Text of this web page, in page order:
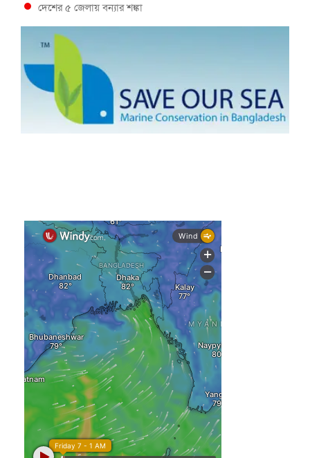
দেশের ৫ জেলায় বন্যার শঙ্কা
দেশের বিভিন্ন অঞ্চলে বজ্রবৃষ্টির আভাস, ঢাকার আকাশও মেঘলা
আগস্টে টানা বৃষ্টি ও বন্যার আভাস, সাগরে একাধিক লঘুচাপের শঙ্কা
স্বস্তি ও শঙ্কার পূর্বাভাস দিল আবহাওয়া